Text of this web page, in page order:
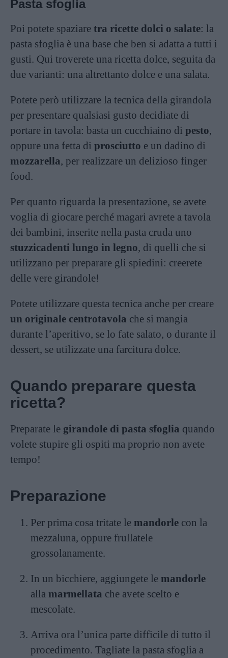
Pasta sfoglia
Poi potete spaziare tra ricette dolci o salate: la
pasta sfoglia è una base che ben si adatta a tutti i
gusti. Qui troverete una ricetta dolce, seguita da
due varianti: una altrettanto dolce e una salata.
Potete però utilizzare la tecnica della girandola
per presentare qualsiasi gusto decidiate di
portare in tavola: basta un cucchiaino di pesto,
oppure una fetta di prosciutto e un dadino di
mozzarella, per realizzare un delizioso finger
food.
Per quanto riguarda la presentazione, se avete
voglia di giocare perché magari avrete a tavola
dei bambini, inserite nella pasta cruda uno
stuzzicadenti lungo in legno, di quelli che si
utilizzano per preparare gli spiedini: creerete
delle vere girandole!
Potete utilizzare questa tecnica anche per creare
un originale centrotavola che si mangia
durante l’aperitivo, se lo fate salato, o durante il
dessert, se utilizzate una farcitura dolce.
Quando preparare questa
ricetta?
Preparate le girandole di pasta sfoglia quando
volete stupire gli ospiti ma proprio non avete
tempo!
Preparazione
Per prima cosa tritate le mandorle con la
mezzaluna, oppure frullatele
grossolanamente.
In un bicchiere, aggiungete le mandorle
alla marmellata che avete scelto e
mescolate.
Arriva ora l’unica parte difficile di tutto il
procedimento. Tagliate la pasta sfoglia a